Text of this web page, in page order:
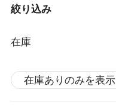
絞り込み
在庫
在庫ありのみを表示